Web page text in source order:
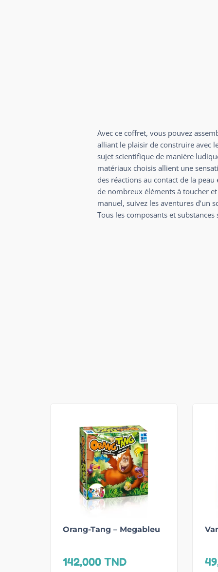
Avec ce coffret, vous pouvez
alliant le plaisir de construire avec
sujet scientifique de manière
matériaux choisis allient une
des réactions au contact de la
de nombreux éléments à toucher
manuel, suivez les aventures d’un
Tous les composants et
Orang-Tang – Megableu
142,000 TND